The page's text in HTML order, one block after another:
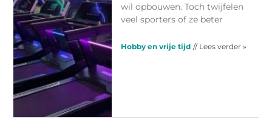
wil opbouwen. Toch twijfelen
veel sporters of ze beter
Hobby en vrije tijd // Lees verder »